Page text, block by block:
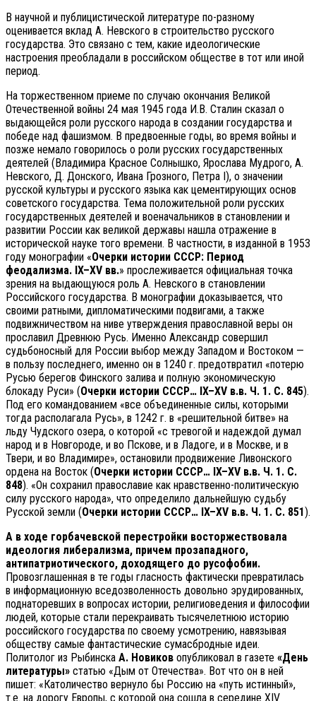
В научной и публицистической литературе по-разному
оценивается вклад А. Невского в строительство русского
государства. Это связано с тем, какие идеологические
настроения преобладали в российском обществе в тот или иной
период.
На торжественном приеме по случаю окончания Великой
Отечественной войны 24 мая 1945 года И.В. Сталин сказал о
выдающейся роли русского народа в создании государства и
победе над фашизмом. В предвоенные годы, во время войны и
позже немало говорилось о роли русских государственных
деятелей (Владимира Красное Солнышко, Ярослава Мудрого, А.
Невского, Д. Донского, Ивана Грозного, Петра I), о значении
русской культуры и русского языка как цементирующих основ
советского государства. Тема положительной роли русских
государственных деятелей и военачальников в становлении и
развитии России как великой державы нашла отражение в
исторической науке того времени. В частности, в изданной в 1953
году монографии «Очерки истории СССР: Период
феодализма. IX–XV вв.» прослеживается официальная точка
зрения на выдающуюся роль А. Невского в становлении
Российского государства. В монографии доказывается, что
своими ратными, дипломатическими подвигами, а также
подвижничеством на ниве утверждения православной веры он
прославил Древнюю Русь. Именно Александр совершил
судьбоносный для России выбор между Западом и Востоком —
в пользу последнего, именно он в 1240 г. предотвратил «потерю
Русью берегов Финского залива и полную экономическую
блокаду Руси» (Очерки истории СССР… IX–XV в.в. Ч. 1. С. 845).
Под его командованием «все объединенные силы, которыми
тогда располагала Русь», в 1242 г. в «решительной битве» на
льду Чудского озера, о которой «с тревогой и надеждой думал
народ и в Новгороде, и во Пскове, и в Ладоге, и в Москве, и в
Твери, и во Владимире», остановили продвижение Ливонского
ордена на Восток (Очерки истории СССР… IX–XV в.в. Ч. 1. С.
848). «Он сохранил православие как нравственно-политическую
силу русского народа», что определило дальнейшую судьбу
Русской земли (Очерки истории СССР… IX–XV в.в. Ч. 1. С. 851).
А в ходе горбачевской перестройки восторжествовала
идеология либерализма, причем прозападного,
антипатриотического, доходящего до русофобии.
Провозглашенная в те годы гласность фактически превратилась
в информационную вседозволенность довольно эрудированных,
поднаторевших в вопросах истории, религиоведения и философии
людей, которые стали перекраивать тысячелетнюю историю
российского государства по своему усмотрению, навязывая
обществу самые фантастические сумасбродные идеи.
Политолог из Рыбинска А. Новиков опубликовал в газете «День
литературы» статью «Дым от Отечества». Вот что он в ней
пишет: «Католичество вернуло бы Россию на «путь истинный»,
т.е. на дорогу Европы, с которой она сошла в середине XIV